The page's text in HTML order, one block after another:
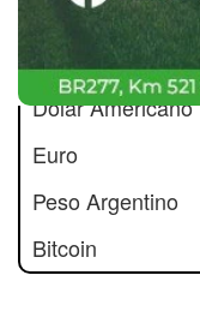
Dólar Americano
Euro
Peso Argentino
Bitcoin